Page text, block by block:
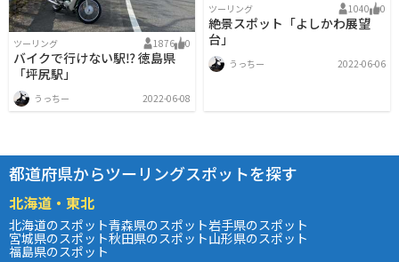
ツーリング 1876 0
バイクで行けない駅⁉︎ 徳島県
「坪尻駅」
うっちー 2022-06-08
ツーリング 1040 0
絶景スポット「よしかわ展望
台」
うっちー 2022-06-06
都道府県からツーリングスポットを探す
北海道・東北
北海道のスポット青森県のスポット岩手県のスポット
宮城県のスポット秋田県のスポット山形県のスポット
福島県のスポット